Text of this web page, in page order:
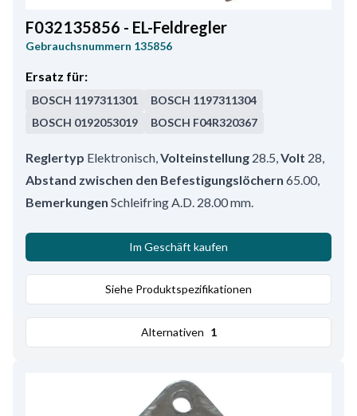
F032135856 - EL-Feldregler
Gebrauchsnummern 135856
Ersatz für:
BOSCH 1197311301 BOSCH 1197311304
BOSCH 0192053019 BOSCH F04R320367
Reglertyp Elektronisch,Volteinstellung 28.5,Volt 28,
Abstand zwischen den Befestigungslöchern 65.00,
Bemerkungen Schleifring A.D. 28.00 mm.
Im Geschäft kaufen
Siehe Produktspezifikationen
Alternativen 1